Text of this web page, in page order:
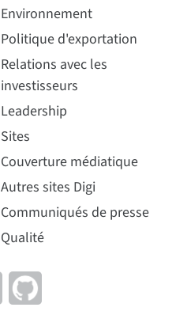
Environnement
Politique d'exportation
Relations avec les
investisseurs
Leadership
Sites
Couverture médiatique
Autres sites Digi
Communiqués de presse
Qualité